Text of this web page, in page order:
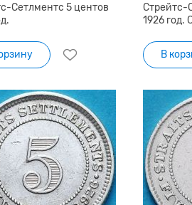
Сетлментс 5 центов
Стрейтс-
1926 год.
В